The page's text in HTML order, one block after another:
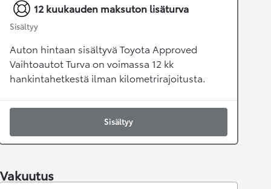
12 kuukauden maksuton lisäturva
Sisältyy
Auton hintaan sisältyvä Toyota Approved
Vaihtoautot Turva on voimassa 12 kk
hankintahetkestä ilman kilometrirajoitusta.
Sisältyy
Vakuutus